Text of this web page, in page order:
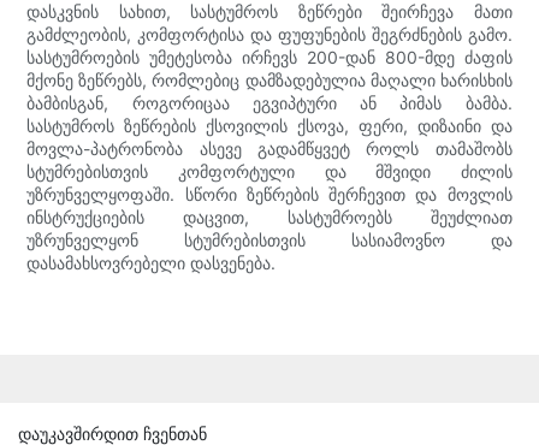
დასკვნის სახით, სასტუმროს ზეწრები შეირჩევა მათი
გამძლეობის, კომფორტისა და ფუფუნების შეგრძნების გამო.
სასტუმროების უმეტესობა ირჩევს 200-დან 800-მდე ძაფის
მქონე ზეწრებს, რომლებიც დამზადებულია მაღალი ხარისხის
ბამბისგან, როგორიცაა ეგვიპტური ან პიმას ბამბა.
სასტუმროს ზეწრების ქსოვილის ქსოვა, ფერი, დიზაინი და
მოვლა-პატრონობა ასევე გადამწყვეტ როლს თამაშობს
სტუმრებისთვის კომფორტული და მშვიდი ძილის
უზრუნველყოფაში. სწორი ზეწრების შერჩევით და მოვლის
ინსტრუქციების დაცვით, სასტუმროებს შეუძლიათ
უზრუნველყონ სტუმრებისთვის სასიამოვნო და
დასამახსოვრებელი დასვენება.
დაუკავშირდით ჩვენთან